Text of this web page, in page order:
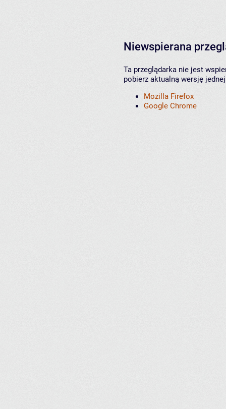
Niewspierana
Ta przeglądarka nie jest
pobierz aktualną wersję
Mozilla Firefox
Google Chrome